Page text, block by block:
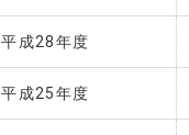
平成28年度
平成25年度